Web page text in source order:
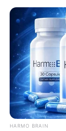
„Biedne
pełen
Mateusz Zaczyk
HARMO BRAIN